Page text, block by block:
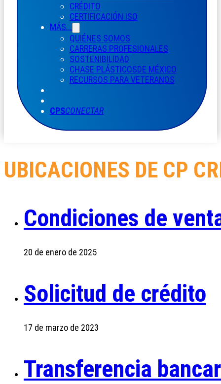
CRÉDITO
CERTIFICACIÓN ISO
MÁS...
QUIÉNES SOMOS
CARRERAS PROFESIONALES
SOSTENIBILIDAD
CHASE PLÁSTICOSDE MÉXICO
RECURSOS PARA VETERANOS
CPSCONECTAR
UBICACIONES DE CP
Condiciones de
20 de enero de 2025
Solicitud de crédito
17 de marzo de 2023
Transferencia